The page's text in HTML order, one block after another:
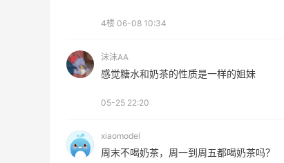
4楼 06-08 10:34
沫沫AA
感觉糖水和奶茶的性质是一样的姐妹
05-25 22:20
xiaomodel
周末不喝奶茶，周一到周五都喝奶茶吗？
4%返利
Belly Bandit